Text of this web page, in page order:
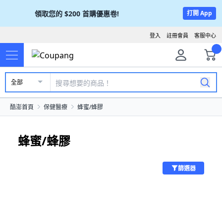
領取您的 $200 首購優惠卷! 打開 App
客服中心
註冊會員
登入
全部
酷澎首頁 保健醫療 蜂蜜/蜂膠
蜂蜜/蜂膠
篩選器